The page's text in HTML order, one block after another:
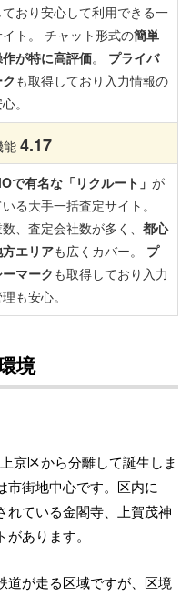
境
京区から分離して誕生しま
市街地中心です。区内に
れている金閣寺、上賀茂神
あります。
道が走る区域ですが、区境